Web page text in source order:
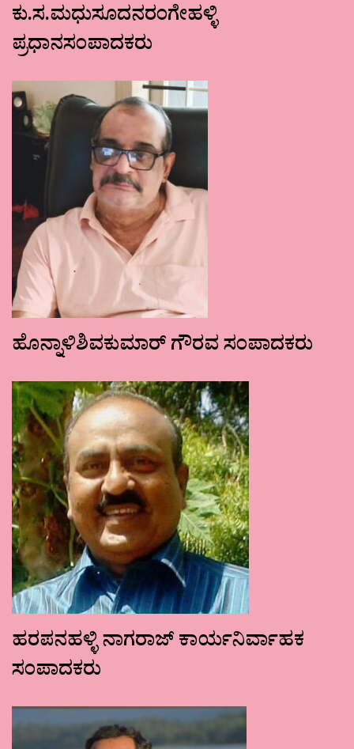
ಕು.ಸ.ಮಧುಸೂದನರಂಗೇಹಳ್ಳಿ
ಪ್ರಧಾನಸಂಪಾದಕರು
ಹೊನ್ನಾಳಿಶಿವಕುಮಾರ್ ಗೌರವ ಸಂಪಾದಕರು
ಹರಪನಹಳ್ಳಿ ನಾಗರಾಜ್ ಕಾರ್ಯನಿರ್ವಾಹಕ
ಸಂಪಾದಕರು